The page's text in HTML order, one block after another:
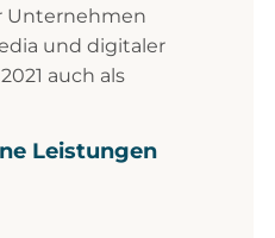
Unternehmen
und digitaler
auch als
Leistungen